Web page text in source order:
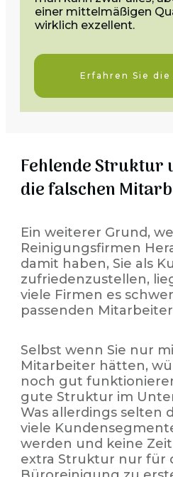
einer mittelmäßigen
wirklich exzellent.
Erfahren Sie
Fehlende Struktur
die falschen
Ein weiterer Grund,
Reinigungsfirmen
damit haben, Sie als
zufriedenzustellen,
viele Firmen es
passenden
Selbst wenn Sie nur
Mitarbeiter hätten,
noch gut
gute Struktur im
Was allerdings selten
viele
werden und keine
extra Struktur nur für